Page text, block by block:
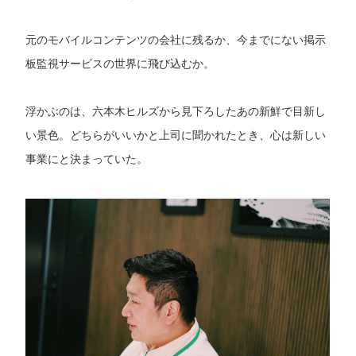
元のモバイルコンテンツの会社に残るか、今までにない掲示
板監視サービスの世界に飛び込むか。
浮かぶのは、六本木ヒルズから見下ろしたあの新鮮で目新し
い景色。どちらがいいかと上司に聞かれたとき、心は新しい
事業にと決まっていた。